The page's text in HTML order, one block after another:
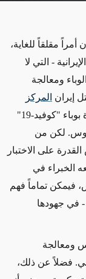
مقلقاً للغاية،
- التي لا
ومعالجة
إيران المركز
عالمياً من حيث عدد الإصابات المؤكدة بوباء "كوفيد-19"
لكن من
على الاختبار
الخبراء في
فيمكن تماماً فهم
- في جهودها
ومعالجة
فضلاً عن ذلك،